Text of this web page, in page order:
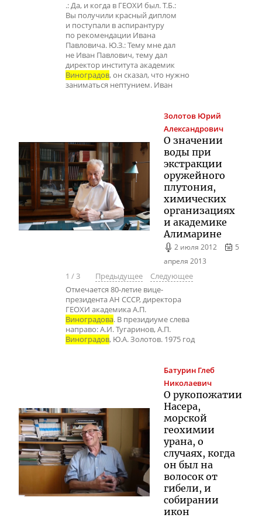
.: Да, и когда в ГЕОХИ был. Т.Б.:
Вы получили красный диплом
и поступали в аспирантуру
по рекомендации Ивана
Павловича. Ю.З.: Тему мне дал
не Иван Павлович, тему дал
директор института академик
Виноградов, он сказал, что нужно
заниматься нептунием. Иван
Золотов Юрий
Александрович
О значении
воды при
экстракции
оружейного
плутония,
химических
организациях
и академике
Алимарине
2 июля 2012
5
апреля 2013
1 /3 Предыдущее
Следующее
Отмечается 80-летие вице-
президента АН СССР, директора
ГЕОХИ академика А.П.
Виноградова. В президиуме слева
направо: А.И. Тугаринов, А.П.
Виноградов, Ю.А. Золотов. 1975 год
Батурин Глеб
Николаевич
О рукопожатии
Насера,
морской
геохимии
урана, о
случаях, когда
он был на
волосок от
гибели, и
собирании
икон